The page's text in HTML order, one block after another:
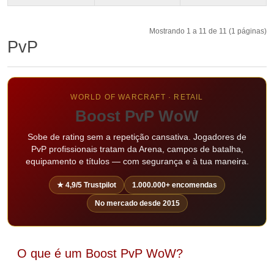
Mostrando 1 a 11 de 11 (1 páginas)
PvP
WORLD OF WARCRAFT · RETAIL
Boost PvP WoW
Sobe de rating sem a repetição cansativa. Jogadores de
PvP profissionais tratam da Arena, campos de batalha,
equipamento e títulos — com segurança e à tua maneira.
★ 4,9/5 Trustpilot 1.000.000+ encomendas
No mercado desde 2015
O que é um Boost PvP WoW?